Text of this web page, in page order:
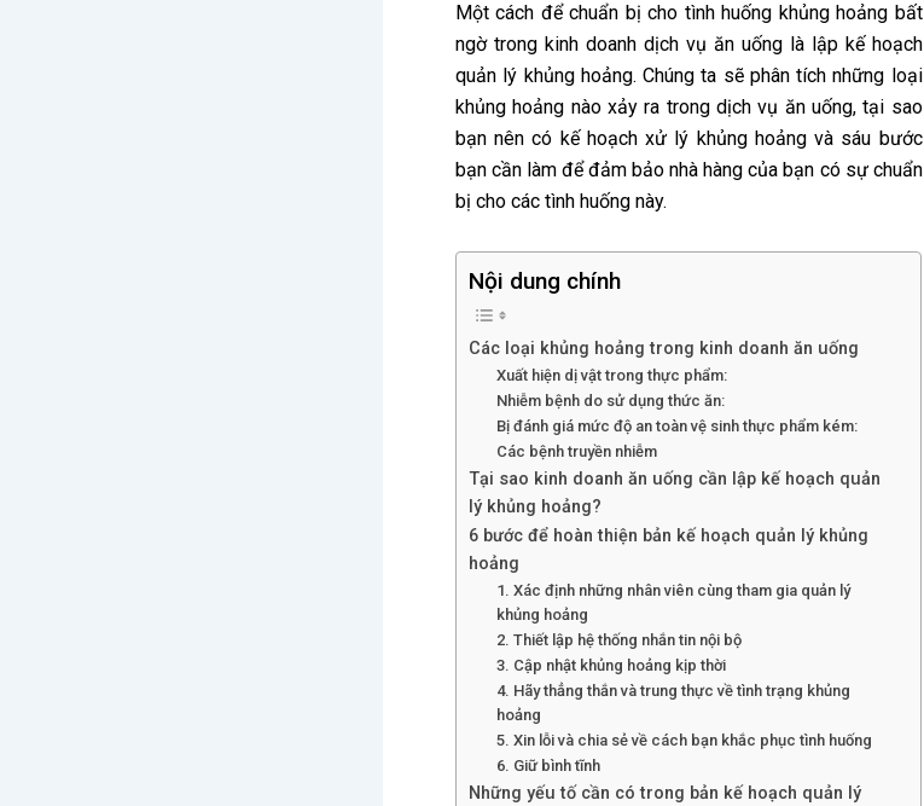
Một cách để chuẩn bị cho tình huống khủng hoảng bất
ngờ trong kinh doanh dịch vụ ăn uống là lập kế hoạch
quản lý khủng hoảng. Chúng ta sẽ phân tích những loại
khủng hoảng nào xảy ra trong dịch vụ ăn uống, tại sao
bạn nên có kế hoạch xử lý khủng hoảng và sáu bước
bạn cần làm để đảm bảo nhà hàng của bạn có sự chuẩn
bị cho các tình huống này.
Nội dung chính
Các loại khủng hoảng trong kinh doanh ăn uống
Xuất hiện dị vật trong thực phẩm:
Nhiễm bệnh do sử dụng thức ăn:
Bị đánh giá mức độ an toàn vệ sinh thực phẩm kém:
Các bệnh truyền nhiễm
Tại sao kinh doanh ăn uống cần lập kế hoạch quản
lý khủng hoảng?
6 bước để hoàn thiện bản kế hoạch quản lý khủng
hoảng
1. Xác định những nhân viên cùng tham gia quản lý
khủng hoảng
2. Thiết lập hệ thống nhắn tin nội bộ
3. Cập nhật khủng hoảng kịp thời
4. Hãy thẳng thắn và trung thực về tình trạng khủng
hoảng
5. Xin lỗi và chia sẻ về cách bạn khắc phục tình huống
6. Giữ bình tĩnh
Những yếu tố cần có trong bản kế hoạch quản lý